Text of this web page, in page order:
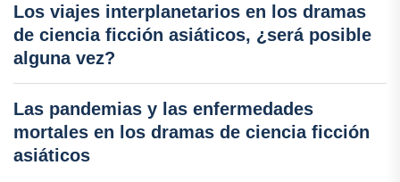
Los viajes interplanetarios en los dramas
de ciencia ficción asiáticos, ¿será posible
alguna vez?
Las pandemias y las enfermedades
mortales en los dramas de ciencia ficción
asiáticos